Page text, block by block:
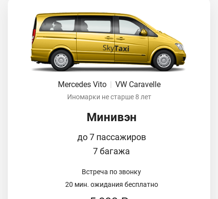
Mercedes Vito VW Caravelle
Иномарки не старше 8 лет
Минивэн
до 7 пассажиров
7 багажа
Встреча по звонку
20 мин. ожидания бесплатно